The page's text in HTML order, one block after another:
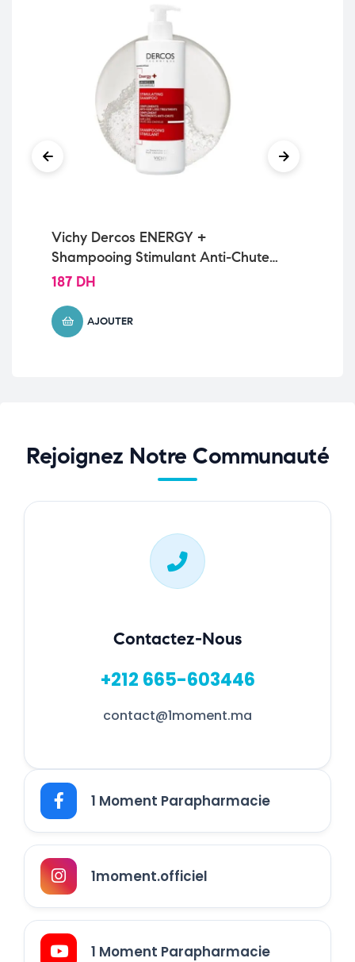
Vichy Dercos ENERGY +
Shampooing Stimulant Anti-Chute |
400ml
187 DH
AJOUTER
Rejoignez Notre Communauté
Contactez-Nous
+212 665-603446
contact@1moment.ma
1 Moment Parapharmacie
1moment.officiel
1 Moment Parapharmacie